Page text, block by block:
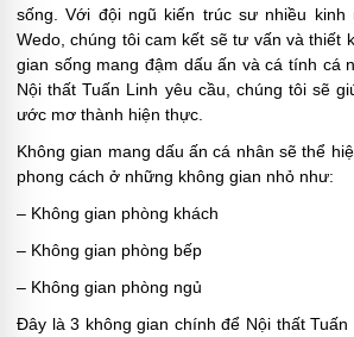
sống. Với đội ngũ kiến trúc sư nhiều kinh
Wedo, chúng tôi cam kết sẽ tư vấn và thiết
gian sống mang đậm dấu ấn và cá tính cá
Nội thất Tuấn Linh yêu cầu, chúng tôi sẽ
ước mơ thành hiện thực.
Không gian mang dấu ấn cá nhân sẽ thể
phong cách ở những không gian nhỏ như:
– Không gian phòng khách
– Không gian phòng bếp
– Không gian phòng ngủ
Đây là 3 không gian chính để Nội thất